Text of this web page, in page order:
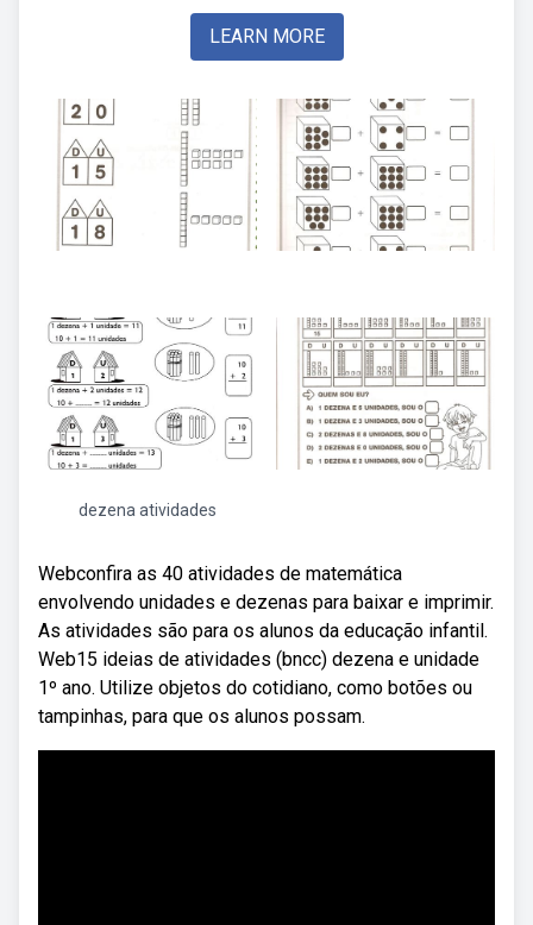
LEARN MORE
dezena atividades
Webconfira as 40 atividades de matemática
envolvendo unidades e dezenas para baixar e imprimir.
As atividades são para os alunos da educação infantil.
Web15 ideias de atividades (bncc) dezena e unidade
1º ano. Utilize objetos do cotidiano, como botões ou
tampinhas, para que os alunos possam.